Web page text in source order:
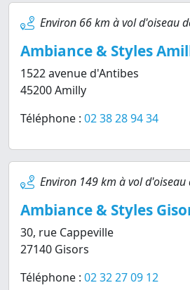
Environ 66 km à vol d'oiseau
Ambiance & Styles
1522 avenue d'Antibes
45200 Amilly
Téléphone : 02 38 28 94 34
Environ 149 km à vol d'oiseau
Ambiance & Styles
30, rue Cappeville
27140 Gisors
Téléphone : 02 32 27 09 12